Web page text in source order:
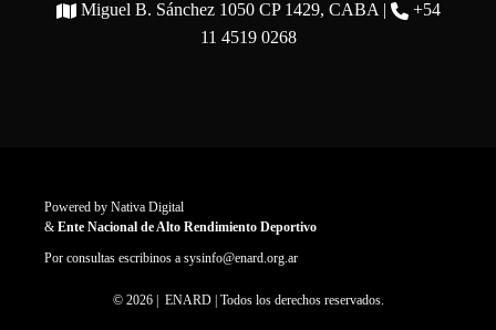
Miguel B. Sánchez 1050 CP 1429, CABA |
+54
11 4519 0268
Powered by Nativa Digital
& Ente Nacional de Alto Rendimiento Deportivo
Por consultas escribinos a sysinfo@enard.org.ar
© 2026 | ENARD | Todos los derechos reservados.